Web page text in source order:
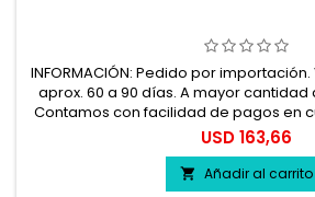
INFORMACIÓN: Pedido por
aprox. 60 a 90 días. A mayor cantidad
Contamos con facilidad de pagos en
del impuesto. 100%
Precio
USD 163,66
 Añadir al carrito